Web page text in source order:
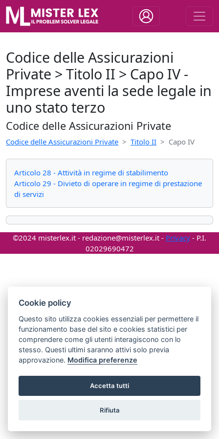
Codice delle Assicurazioni
Private > Titolo II > Capo IV -
Imprese aventi la sede legale in
uno stato terzo
Codice delle Assicurazioni Private
Codice delle Assicurazioni Private Titolo II Capo IV
Articolo 28 - Attività in regime di stabilimento
Articolo 29 - Divieto di operare in regime di prestazione
di servizi
©2024 misterlex.it - redazione@misterlex.it - Privacy - P.I.
02029690472
Cookie policy
Questo sito utilizza cookies essenziali per permettere il
funzionamento base del sito e cookies statistici per
comprendere come gli utenti interagiscono con lo
stesso. Questi ultimi saranno attivi solo previa
approvazione. Modifica preferenze
Accetta tutti
Rifiuta